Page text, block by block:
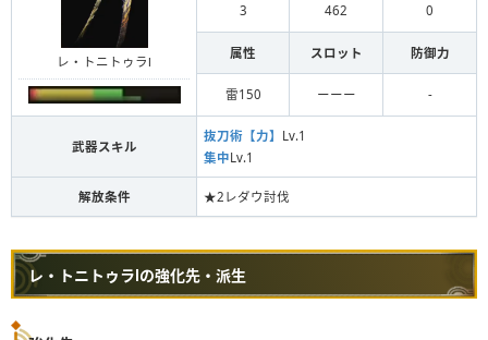
レ・トニトゥラⅠ
3 462 0
属性 スロット 防御力
雷150 ーーー -
武器スキル
抜刀術【力】 Lv.1
集中Lv.1
解放条件 ★2レダウ討伐
レ・トニトゥラⅠの強化先・派生